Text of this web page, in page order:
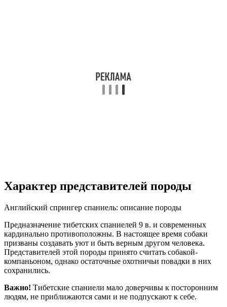
Характер представителей породы
Английский спрингер спаниель: описание породы
Предназначение тибетских спаниелей 9 в. и современных
кардинально противоположны. В настоящее время собаки
призваны создавать уют и быть верным другом человека.
Представителей этой породы принято считать собакой-
компаньоном, однако остаточные охотничьи повадки в них
сохранились.
Важно! Тибетские спаниели мало доверчивы к посторонним
людям, не приближаются сами и не подпускают к себе.